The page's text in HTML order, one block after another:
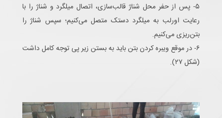
۵- پس از حفر محل شناژ قالب‌سازی، اتصال میلگرد و شناژ را با
رعایت اورلب به میلگرد دستک متصل می‌کنیم؛ سپس شناژ را
بتن‌ریزی می‌کنیم.
۶- در موقع ویبره کردن بتن باید به بستن زیر پی توجه کامل داشت
(شکل ۲۷).